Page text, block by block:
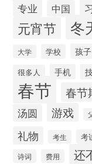
专业 中国
元宵节 冬
大学 学校 孩子
很多人 手机
春节 春节
汤圆 游戏
礼物 考生 考
诗词 费用 还